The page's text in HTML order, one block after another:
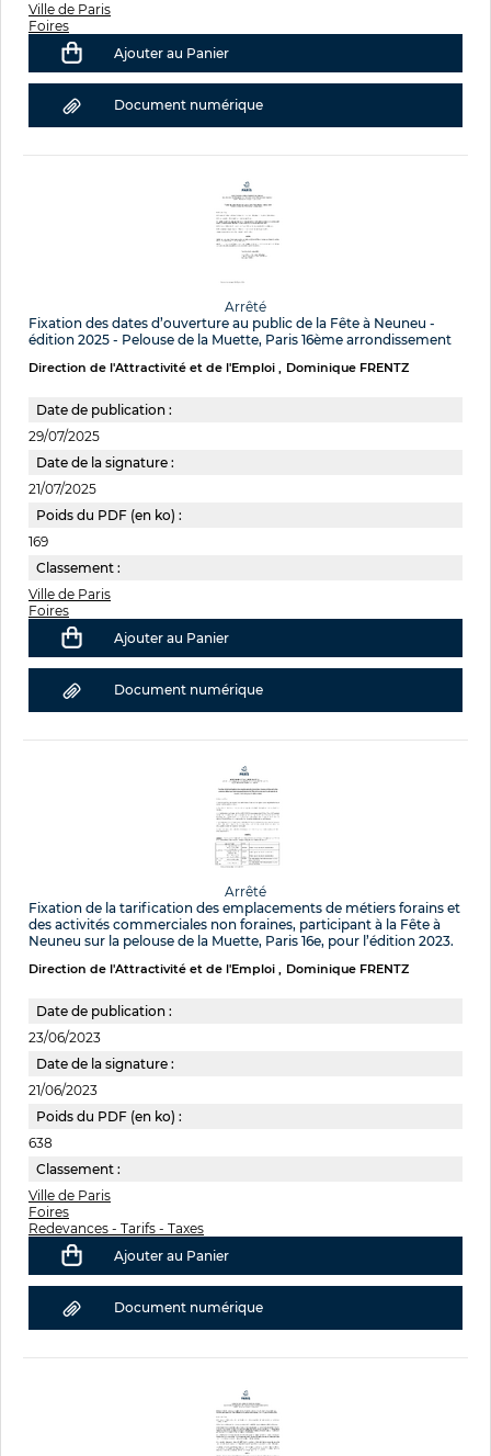
Ville de Paris
Foires
Ajouter au Panier
Document numérique
Arrêté
Fixation des dates d’ouverture au public de la Fête à Neuneu -
édition 2025 - Pelouse de la Muette, Paris 16ème arrondissement
Direction de l'Attractivité et de l'Emploi Dominique FRENTZ
Date de publication :
29/07/2025
Date de la signature :
21/07/2025
Poids du PDF (en ko) :
169
Classement :
Ville de Paris
Foires
Ajouter au Panier
Document numérique
Arrêté
Fixation de la tarification des emplacements de métiers forains et
des activités commerciales non foraines, participant à la Fête à
Neuneu sur la pelouse de la Muette, Paris 16e, pour l’édition 2023.
Direction de l'Attractivité et de l'Emploi Dominique FRENTZ
Date de publication :
23/06/2023
Date de la signature :
21/06/2023
Poids du PDF (en ko) :
638
Classement :
Ville de Paris
Foires
Redevances - Tarifs - Taxes
Ajouter au Panier
Document numérique